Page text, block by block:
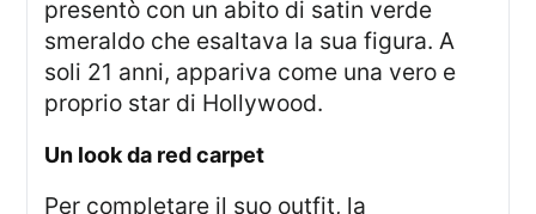
presentò con un abito di satin verde
smeraldo che esaltava la sua figura. A
soli 21 anni, appariva come una vero e
proprio star di Hollywood.
un look da red carpet
Per completare il suo outfit, la